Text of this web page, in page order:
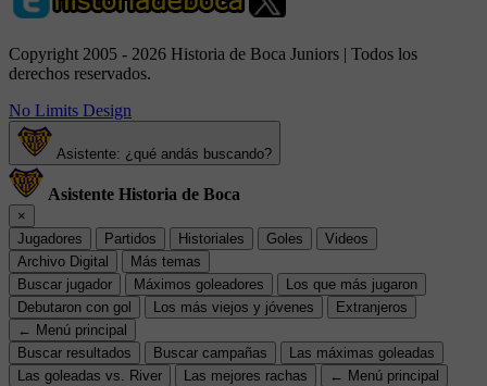
Copyright 2005 - 2026 Historia de Boca Juniors | Todos los
derechos reservados.
No Limits Design
Asistente: ¿qué andás buscando?
Asistente Historia de Boca
×
Jugadores
Partidos Historiales Goles
Videos
Archivo Digital
Más temas
Buscar jugador
Máximos goleadores
Los que más jugaron
Debutaron con gol
Los más viejos y jóvenes
Extranjeros
← Menú principal
Buscar resultados
Buscar campañas
Las máximas goleadas
Las goleadas vs. River
Las mejores rachas ← Menú principal